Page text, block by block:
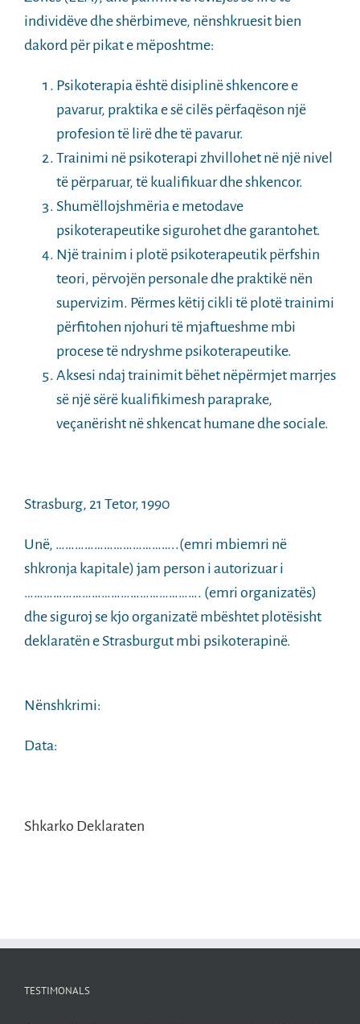
individëve dhe shërbimeve, nënshkruesit bien
dakord për pikat e mëposhtme:
Psikoterapia është disiplinë shkencore e
pavarur, praktika e së cilës përfaqëson një
profesion të lirë dhe të pavarur.
Trainimi në psikoterapi zhvillohet në një nivel
të përparuar, të kualifikuar dhe shkencor.
Shumëllojshmëria e metodave
psikoterapeutike sigurohet dhe garantohet.
Një trainim i plotë psikoterapeutik përfshin
teori, përvojën personale dhe praktikë nën
supervizim. Përmes këtij cikli të plotë trainimi
përfitohen njohuri të mjaftueshme mbi
procese të ndryshme psikoterapeutike.
Aksesi ndaj trainimit bëhet nëpërmjet marrjes
së një sërë kualifikimesh paraprake,
veçanërisht në shkencat humane dhe sociale.
Strasburg, 21 Tetor, 1990
Unë, ………………………………..(emri mbiemri në
shkronja kapitale) jam person i autorizuar i
………………………………………………. (emri organizatës)
dhesiguroj se kjo organizatë mbështet plotësisht
deklaratën e Strasburgut mbi psikoterapinë.
Nënshkrimi:
Data:
Shkarko Deklaraten
TESTIMONALS